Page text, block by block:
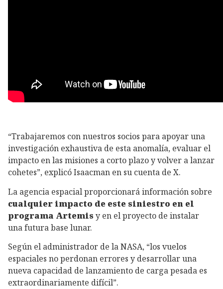
“Trabajaremos con nuestros socios para apoyar una
investigación exhaustiva de esta anomalía, evaluar el
impacto en las misiones a corto plazo y volver a lanzar
cohetes”, explicó Isaacman en su cuenta de X.
La agencia espacial proporcionará información sobre
cualquier impacto de este siniestro en el
programa Artemis y en el proyecto de instalar
una futura base lunar.
Según el administrador de la NASA, “los vuelos
espaciales no perdonan errores y desarrollar una
nueva capacidad de lanzamiento de carga pesada es
extraordinariamente difícil”.